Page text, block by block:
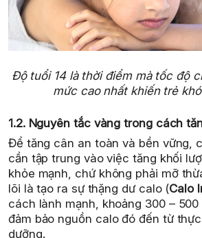
Độ tuổi 14 là thời điểm mà tốc độ
mức cao nhất khiến trẻ
1.2. Nguyên tắc vàng trong cách
Để tăng cân an toàn và bền vững,
cần tập trung vào việc tăng khối
khỏe mạnh, chứ không phải mỡ
lõi là tạo ra sự thặng dư calo (Calo
cách lành mạnh, khoảng 300 –
đảm bảo nguồn calo đó đến từ
dưỡng.